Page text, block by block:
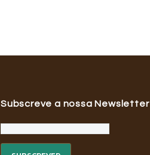
Subscreve a nossa Newsletter